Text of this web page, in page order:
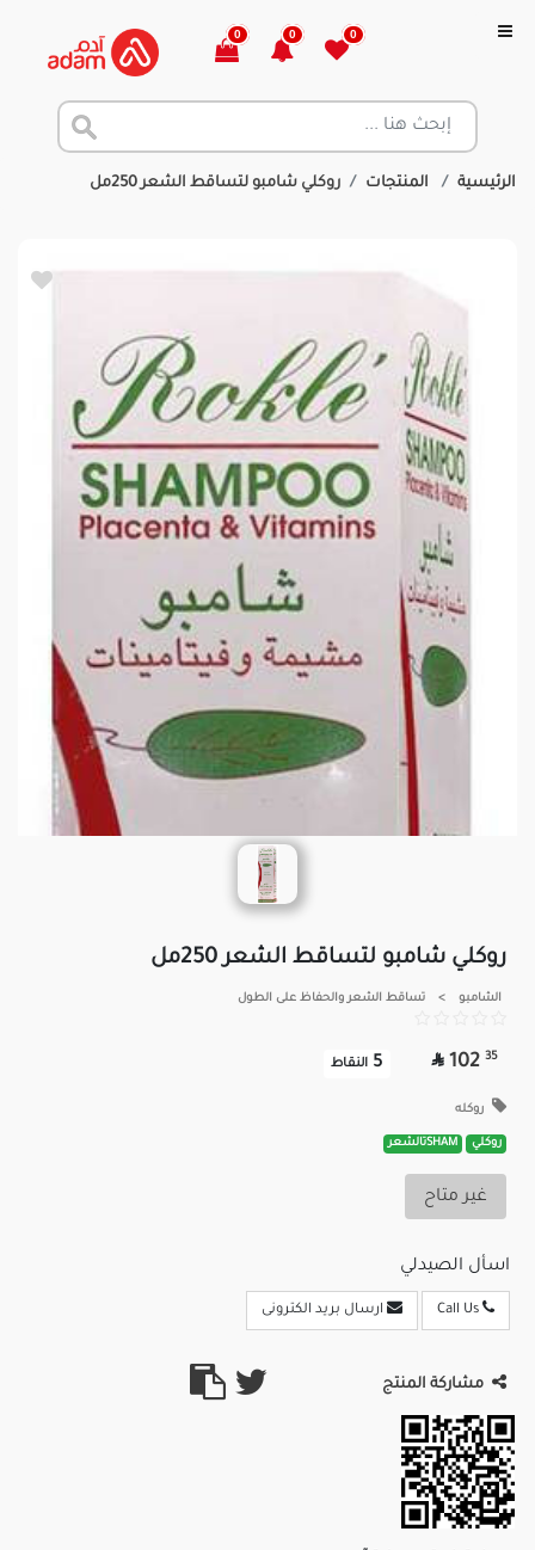
0
0
0
الرئيسية المنتجات روكلي شامبو لتساقط الشعر 250مل
روكلي شامبو لتساقط الشعر 250مل
الشامبو > تساقط الشعر والحفاظ على الطول
35
102

5 النقاط
روكله
روكلي SHAMتالشعر
غير متاح
اسأل الصيدلي
ارسال بريد الكترونى
مشاركة المنتج